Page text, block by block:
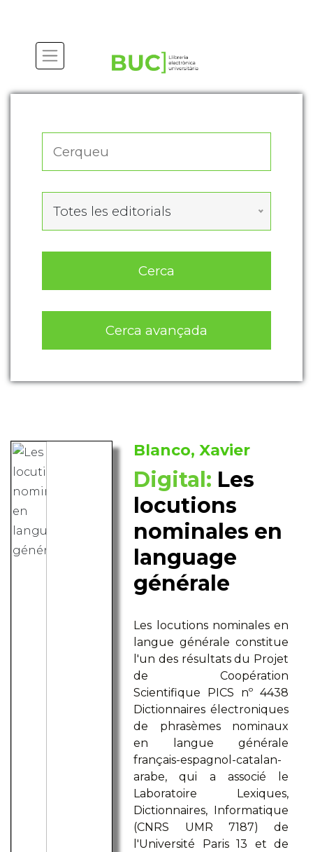
Totes les editorials
Cerca
Cerca avançada
Blanco, Xavier
Digital: Les
locutions
nominales en
language
générale
Les locutions nominales en
langue générale constitue
l'un des résultats du Projet
de Coopération
Scientifique PICS nº 4438
Dictionnaires électroniques
de phrasèmes nominaux
en langue générale
français-espagnol-catalan-
arabe, qui a associé le
Laboratoire Lexiques,
Dictionnaires, Informatique
(CNRS UMR 7187) de
l'Université Paris 13 et de